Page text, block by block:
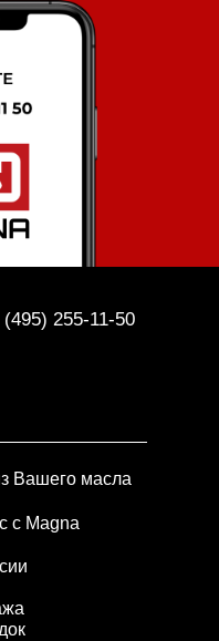
Вашего масла
с Magna
(495) 255-11-50